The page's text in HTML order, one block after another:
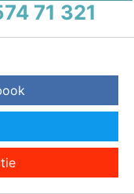
71 321